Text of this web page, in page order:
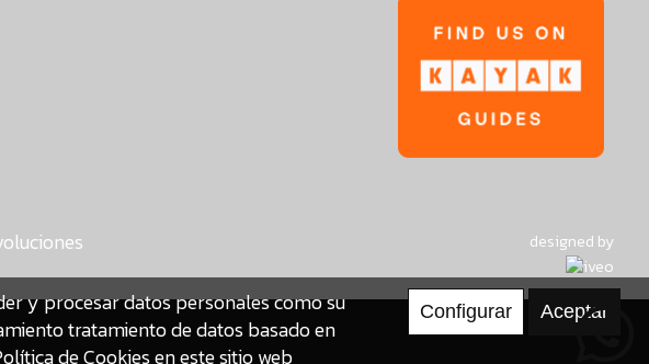
designed by
y procesar datos personales como su
tratamiento de datos basado en
de Cookies en este sitio web